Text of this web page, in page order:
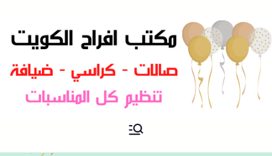
مكتب افراح و مناسبات و زواج و